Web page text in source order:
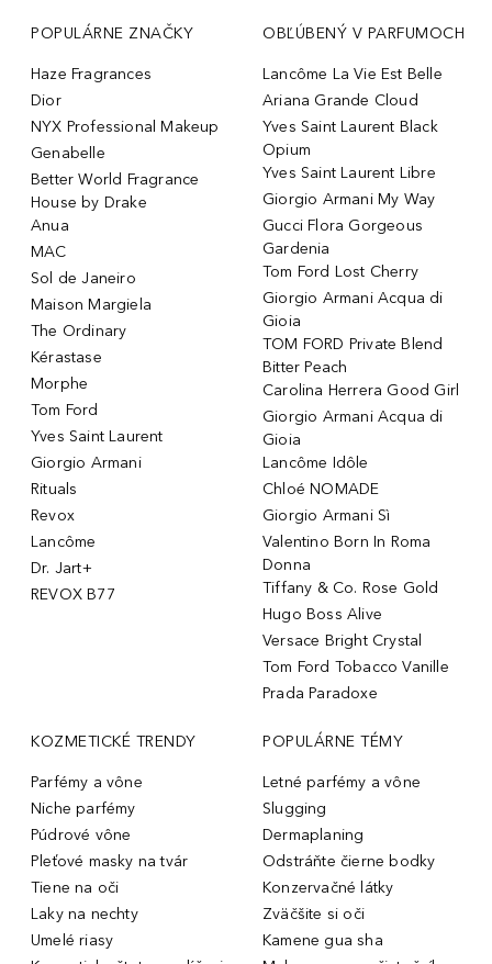
POPULÁRNE ZNAČKY
Haze Fragrances
Dior
NYX Professional Makeup
Genabelle
Better World Fragrance
House by Drake
Anua
MAC
Sol de Janeiro
Maison Margiela
The Ordinary
Kérastase
Morphe
Tom Ford
Yves Saint Laurent
Giorgio Armani
Rituals
Revox
Lancôme
Dr. Jart+
REVOX B77
OBĽÚBENÝ V PARFUMOCH
Lancôme La Vie Est Belle
Ariana Grande Cloud
Yves Saint Laurent Black
Opium
Yves Saint Laurent Libre
Giorgio Armani My Way
Gucci Flora Gorgeous
Gardenia
Tom Ford Lost Cherry
Giorgio Armani Acqua di
Gioia
TOM FORD Private Blend
Bitter Peach
Carolina Herrera Good Girl
Giorgio Armani Acqua di
Gioia
Lancôme Idôle
Chloé NOMADE
Giorgio Armani Sì
Valentino Born In Roma
Donna
Tiffany & Co. Rose Gold
Hugo Boss Alive
Versace Bright Crystal
Tom Ford Tobacco Vanille
Prada Paradoxe
KOZMETICKÉ TRENDY
Parfémy a vône
Niche parfémy
Púdrové vône
Pleťové masky na tvár
Tiene na oči
Laky na nechty
Umelé riasy
POPULÁRNE TÉMY
Letné parfémy a vône
Slugging
Dermaplaning
Odstráňte čierne bodky
Konzervačné látky
Zväčšite si oči
Kamene gua sha